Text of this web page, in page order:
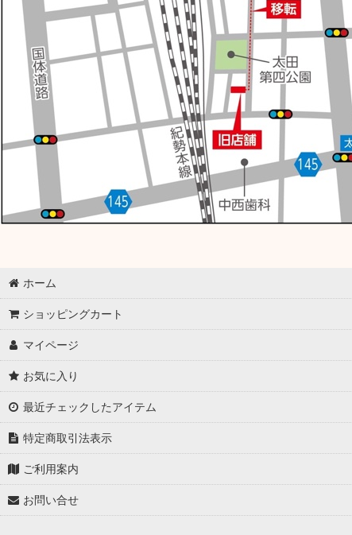
ホーム
ショッピングカート
マイページ
お気に入り
最近チェックしたアイテム
特定商取引法表示
ご利用案内
お問い合せ